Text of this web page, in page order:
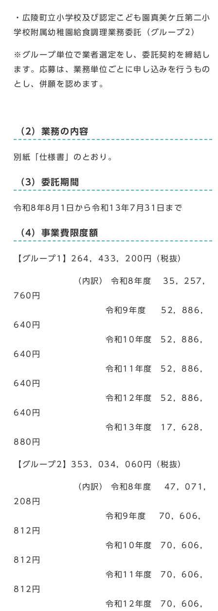
・広陵町立小学校及び認定こども園真美ケ丘第二小
学校附属幼稚園給食調理業務委託（グループ2）
※グループ単位で業者選定をし、委託契約を締結し
ます。応募は、業務単位ごとに申し込みを行うもの
とし、併願を認めます。
（2）業務の内容
別紙「仕様書」のとおり。
（3）委託期間
令和8年8月1日から令和13年7月31日まで
（4）事業費限度額
【グループ1】264，433，200円（税抜）
（内訳） 令和8年度 35，257，
760円
令和9年度 52，886，
640円
令和10年度 52，886，
640円
令和11年度 52，886，
640円
令和12年度 52，886，
640円
令和13年度 17，628，
880円
【グループ2】353，034，060円（税抜）
（内訳） 令和8年度 47，071，
208円
令和9年度 70，606，
812円
令和10年度 70，606，
812円
令和11年度 70，606，
812円
令和12年度 70，606，